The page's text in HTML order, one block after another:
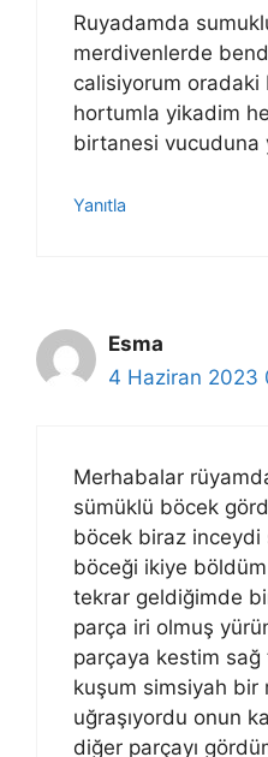
Ruyadamda
merdivenlerde
calisiyorum oradaki
hortumla yikadim
birtanesi vucuduna
Yanıtla
Esma
4 Haziran 2023
Merhabalar
sümüklü böcek
böcek biraz inceydi
böceği ikiye böldüm
tekrar geldiğimde
parça iri olmuş
parçaya kestim sağ
kuşum simsiyah bir
uğraşıyordu onun
diğer parçayı